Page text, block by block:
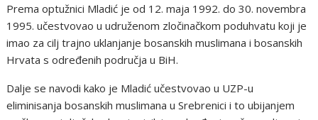
Prema optužnici Mladić je od 12. maja 1992. do 30. novembra
1995. učestvovao u udruženom zločinačkom poduhvatu koji je
imao za cilj trajno uklanjanje bosanskih muslimana i bosanskih
Hrvata s određenih područja u BiH.
Dalje se navodi kako je Mladić učestvovao u UZP-u
eliminisanja bosanskih muslimana u Srebrenici i to ubijanjem